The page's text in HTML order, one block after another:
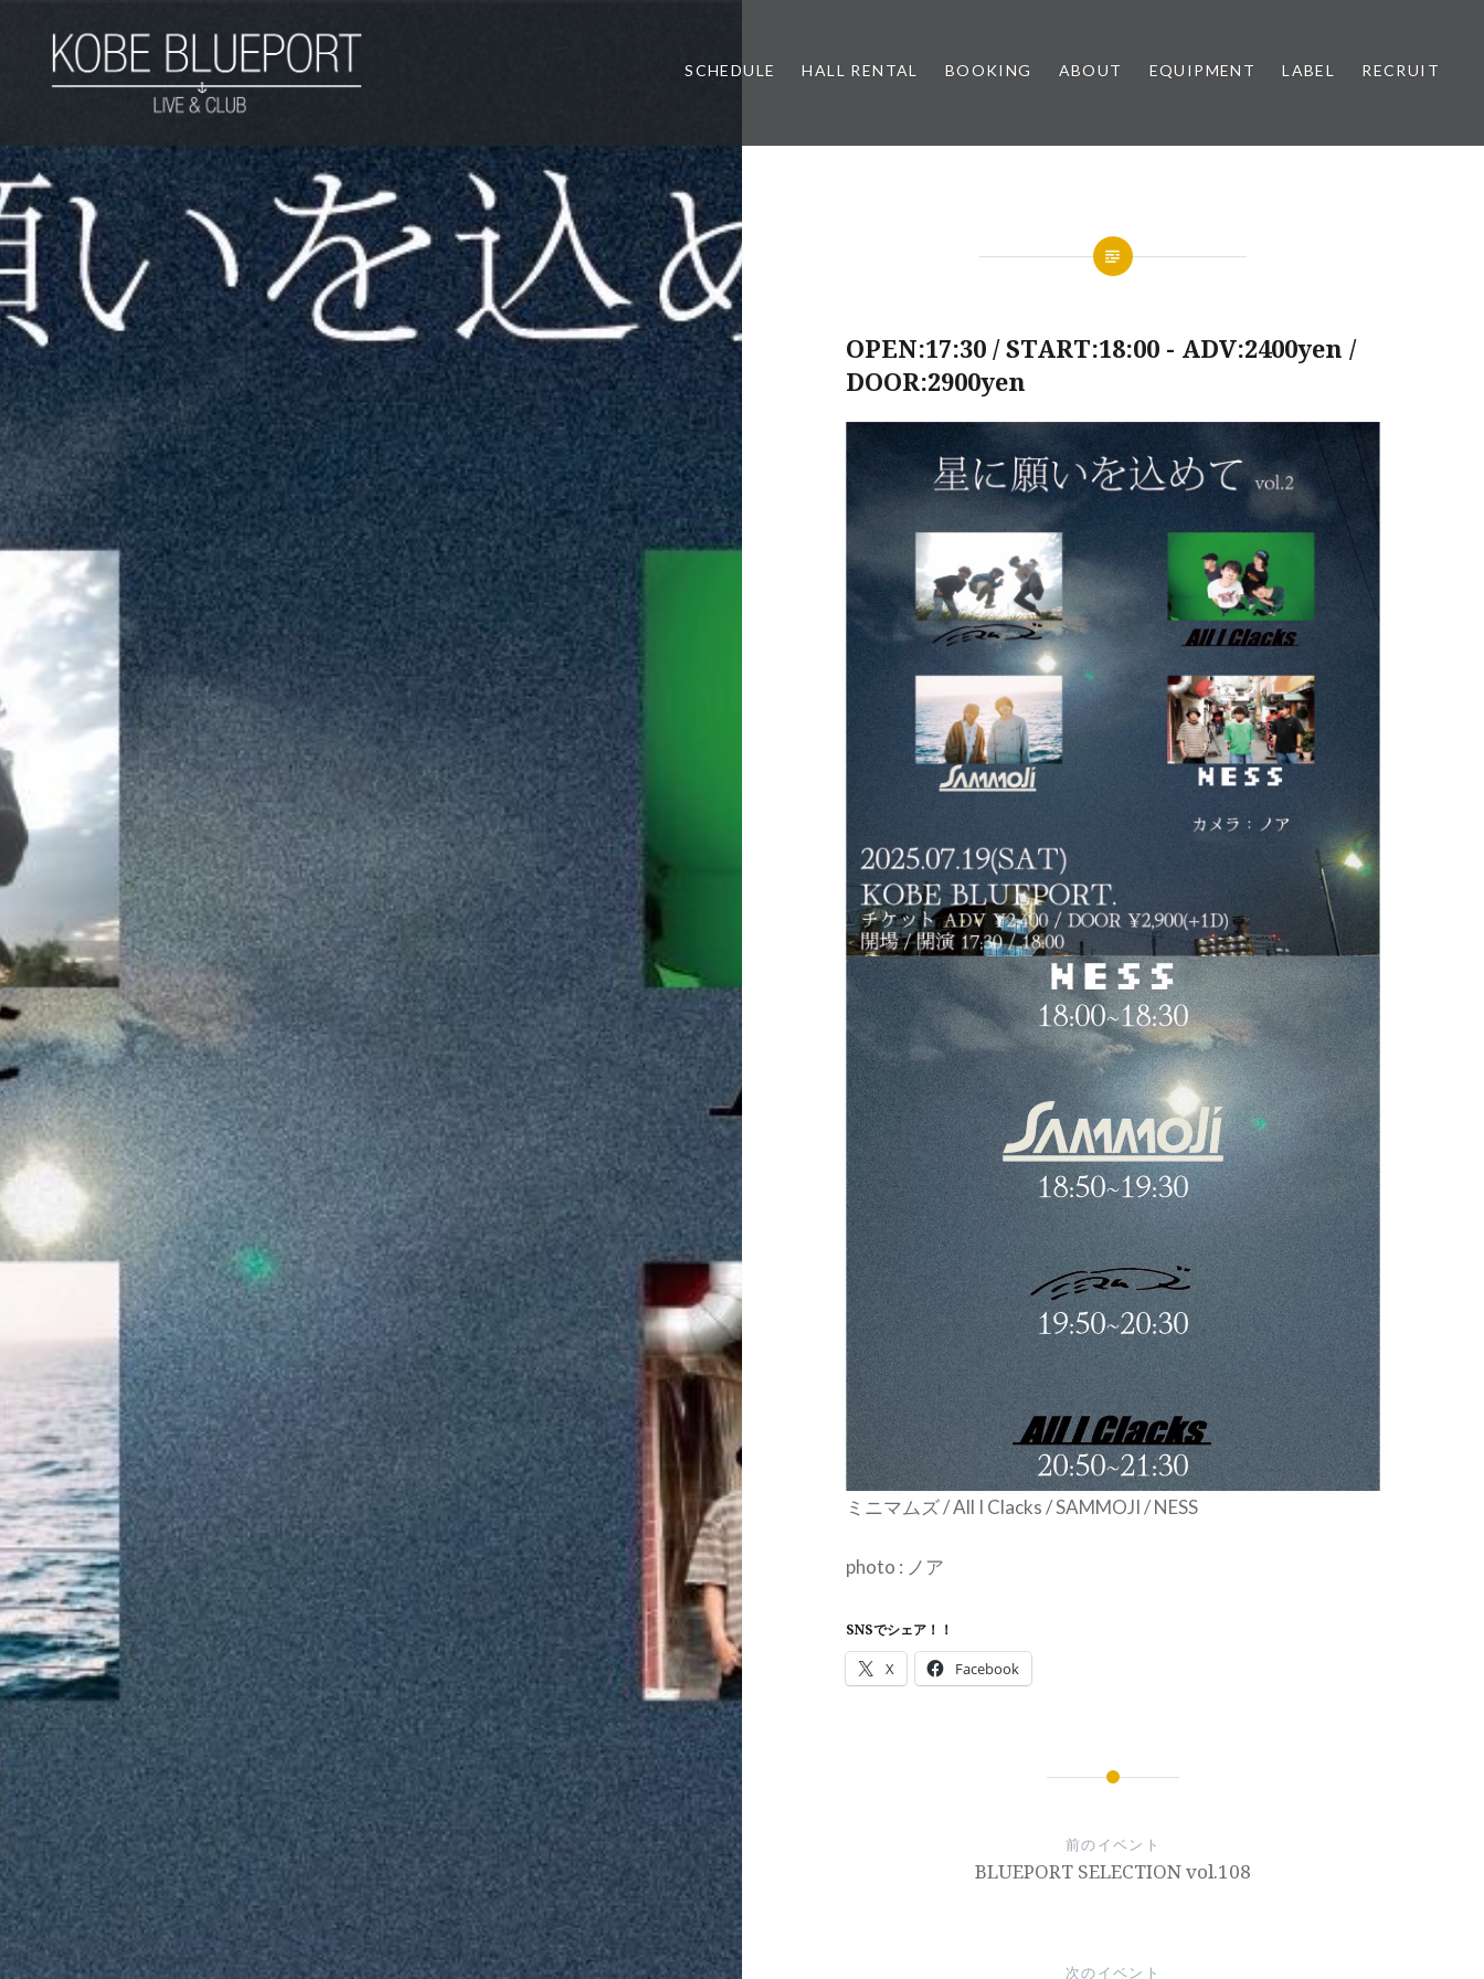
へ
ス
キ
ッ
プ
KOBE BLUEPORT
SCHEDULE HALL RENTAL BOOKING ABOUT EQUIPMENT LABEL RECRUIT
OPEN:17:30 / START:18:00 - ADV:2400yen /
DOOR:2900yen
ミニマムズ / All I Clacks / SAMMOJI / NESS
photo : ノア
SNSでシェア！！
X Facebook
投
ゲ
前のイベント
BLUEPORT SELECTION vol.108
次のイベント